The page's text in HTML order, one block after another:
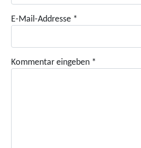
E-Mail-Addresse *
Kommentar eingeben *